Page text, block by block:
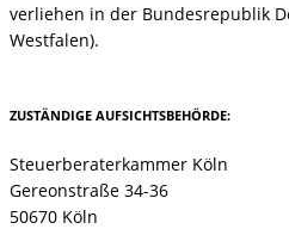
verliehen in der Bundesrepublik
Westfalen).
ZUSTÄNDIGE AUFSICHTSBEHÖRDE:
Steuerberaterkammer Köln
Gereonstraße 34-36
50670 Köln